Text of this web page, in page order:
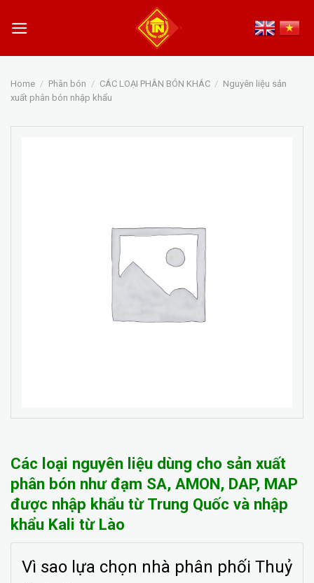
Home / Phân bón / CÁC LOẠI PHÂN BÓN KHÁC / Nguyên liệu sản
xuất phân bón nhập khẩu
Các loại nguyên liệu dùng cho sản xuất
phân bón như đạm SA, AMON, DAP, MAP
được nhập khẩu từ Trung Quốc và nhập
khẩu Kali từ Lào
Vì sao lựa chọn nhà phân phối Thuỷ